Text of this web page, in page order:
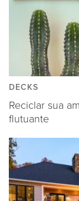
DECKS
Reciclar sua
flutuante